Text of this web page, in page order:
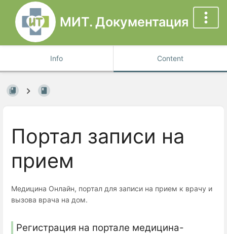
МИТ. Документация
Info Content
Портал записи на
прием
Медицина Онлайн, портал для записи на прием к врачу и
вызова врача на дом.
Регистрация на портале медицина-